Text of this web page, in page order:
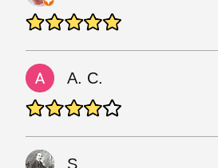
A. C.
S.